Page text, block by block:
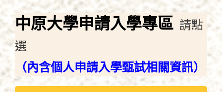
中原大學申請入學專區 請點
選
（內含個人申請入學甄試相關資訊）